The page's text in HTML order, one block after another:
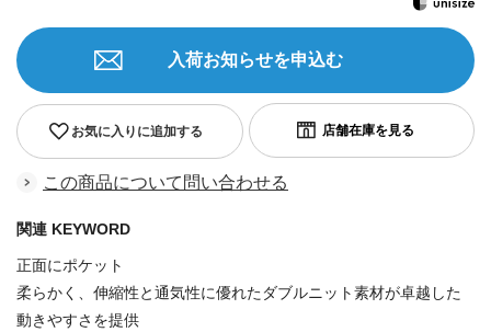
お気に入りに追加する
入荷お知らせを申込む
この商品について問い合わせる
関連 KEYWORD
正面にポケット
柔らかく、伸縮性と通気性に優れたダブルニット素材が卓越した
動きやすさを提供